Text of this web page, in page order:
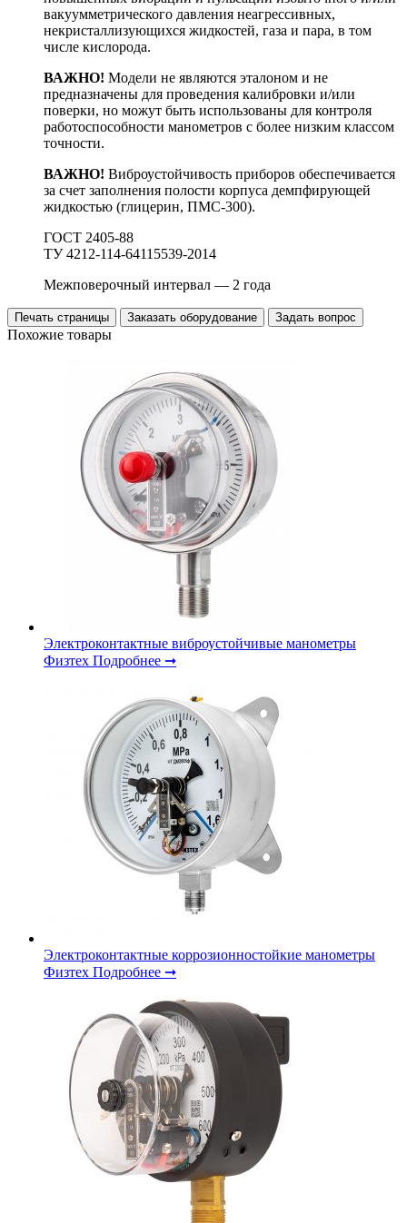
вакуумметрического давления неагрессивных,
некристаллизующихся жидкостей, газа и пара, в том
числе кислорода.
ВАЖНО! Модели не являются эталоном и не
предназначены для проведения калибровки и/или
поверки, но можут быть использованы для контроля
работоспособности манометров с более низким классом
точности.
ВАЖНО! Виброустойчивость приборов обеспечивается
за счет заполнения полости корпуса демпфирующей
жидкостью (глицерин, ПМС-300).
ГОСТ 2405-88
ТУ 4212-114-64115539-2014
Межповерочный интервал — 2 года
Печать страницы Заказать оборудование Задать вопрос
Похожие товары
Электроконтактные виброустойчивые манометры
Физтех Подробнее ➞
Электроконтактные коррозионностойкие манометры
Физтех Подробнее ➞